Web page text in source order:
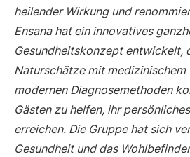
heilender Wirkung und
Ensana hat ein innovatives
Gesundheitskonzept entwickelt,
Naturschätze mit medizinischem
modernen Diagnosemethoden
Gästen zu helfen, ihr
erreichen. Die Gruppe hat sich
Gesundheit und das